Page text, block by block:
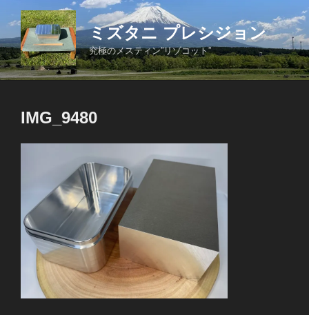
ン
テ
ン
ツ
ミズタニ プレシジョン
究極のメスティン”リゾコット”
IMG_9480